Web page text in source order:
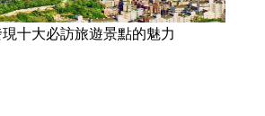
十大必訪旅遊景點的魅力